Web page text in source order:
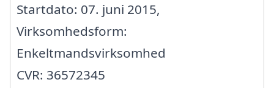
Startdato: 07. juni 2015,
Virksomhedsform:
Enkeltmandsvirksomhed
CVR: 36572345